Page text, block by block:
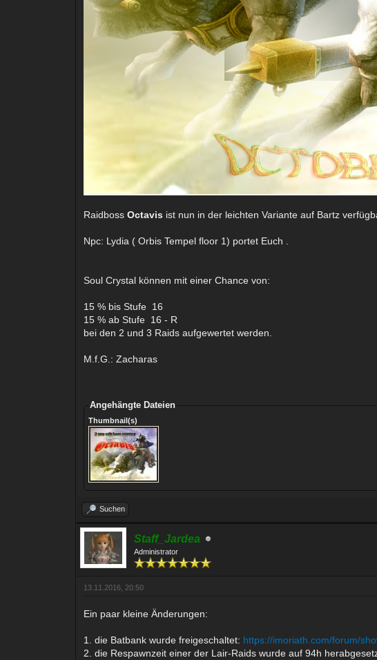
RaidbossOctavis ist nun in der leichten Variante auf Bartz
Npc: Lydia ( Orbis Tempel floor 1) portet Euch .
Soul Crystal können mit einer Chance von:
15 % bis Stufe 16
15 % ab Stufe 16 - R
bei den 2 und 3 Raids aufgewertet werden.
M.f.G.: Zacharas
Angehängte Dateien
Thumbnail(s)
Suchen
Staff_Jardea
Administrator
13.11.2016, 20:50
Ein paar kleine Änderungen:
1. die Batbank wurde freigeschaltet: https://imoriath.com/forum/
2. die Respawnzeit einer der Lair-Raids wurde auf 94h